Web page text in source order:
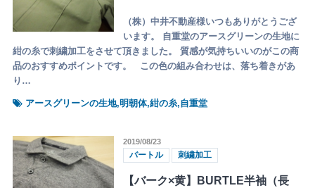
（株）中井不動産様いつもありがとうござ
います。 自重堂のアースグリーンの生地に
紺の糸で刺繍加工をさせて頂きました。 質感が気持ちいいのがこの商
品のおすすめポイントです。 この色の組み合わせは、落ち着きがあ
り…
アースグリーンの生地,明朝体,紺の糸,自重堂
2019/08/23
バートル 刺繍加工
【バーク×黄】BURTLE半袖（長